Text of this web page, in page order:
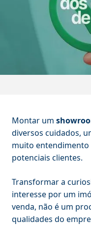
Montar um
diversos cuidados,
muito entendimento
potenciais clientes.
Transformar a
interesse por um
venda, não é um
qualidades do